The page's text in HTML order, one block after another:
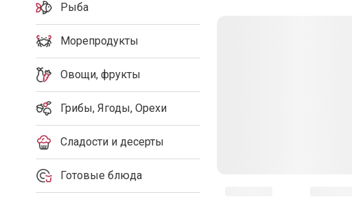
Рыба
Морепродукты
Овощи, фрукты
Грибы, Ягоды, Орехи
Сладости и десерты
Готовые блюда